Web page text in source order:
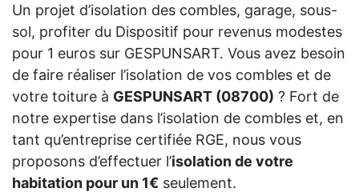
Un projet d’isolation des combles, garage, sous-
sol, profiter du Dispositif pour revenus modestes
pour 1 euros sur GESPUNSART. Vous avez besoin
de faire réaliser l’isolation de vos combles et de
votre toiture à GESPUNSART (08700) ? Fort de
notre expertise dans l’isolation de combles et, en
tant qu’entreprise certifiée RGE, nous vous
proposons d’effectuer l’isolation de votre
habitation pour un 1€ seulement.